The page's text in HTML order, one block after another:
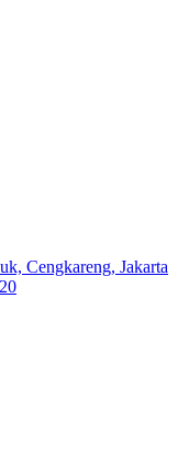
Cengkareng, Jakarta